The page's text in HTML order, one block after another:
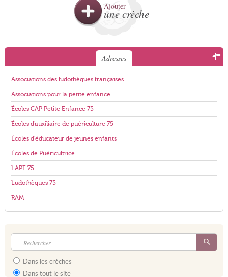
Ajouter
une crèche
Adresses
Associations des ludothèques françaises
Associations pour la petite enfance
Écoles CAP Petite Enfance 75
Écoles d'auxiliaire de puériculture 75
Écoles d'éducateur de jeunes enfants
Écoles de Puéricultrice
LAPE 75
Ludothèques 75
RAM
Dans les crèches
Dans tout le site